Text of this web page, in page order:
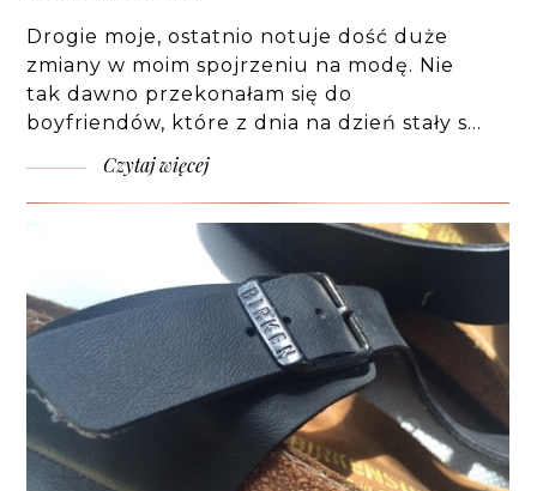
Drogie moje, ostatnio notuje dość duże
zmiany w moim spojrzeniu na modę. Nie
tak dawno przekonałam się do
boyfriendów, które z dnia na dzień stały s…
Czytaj więcej